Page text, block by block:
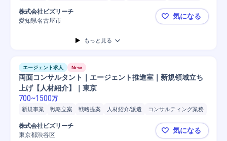
戦略立案
採用戦略立案
面接数
スカウトサービス利用
株式会社ビズリーチ
愛知県名古屋市
両面コンサ
気になる
もっと見る
エージェント求人 New
両面コンサルタント｜エージェント推進室｜新規領域立ち
上げ【人材紹介】｜東京
700~1500万
新規事業 戦略立案 戦略提案 人材紹介/派遣
コンサルティング業務
条件交渉
キャリアプランニング指導
採用率向上
株式会社ビズリーチ
東京都渋谷区
両面コンサ
気になる